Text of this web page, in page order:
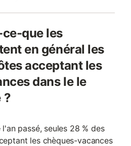
que les
en général les
acceptant les
dans le le
?
passé, seules 28 % des
les chèques-vacances